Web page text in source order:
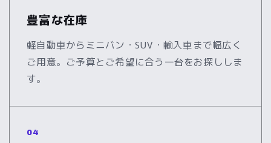
豊富な在庫
軽自動車からミニバン・SUV・輸入車まで幅広く
ご用意。ご予算とご希望に合う一台をお探ししま
す。
04